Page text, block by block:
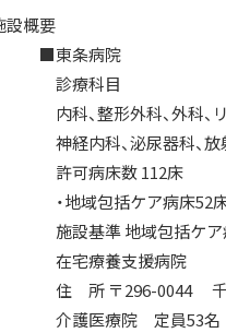
設概要
■東条病院
診療科目
内科、整形外科、外科、リハ
神経内科、泌尿器科、放射
許可病床数 112床
・地域包括ケア病床52
施設基準 地域包括ケア
在宅療養支援病院
住 所 〒296-0044 千葉
介護医療院 定員53名